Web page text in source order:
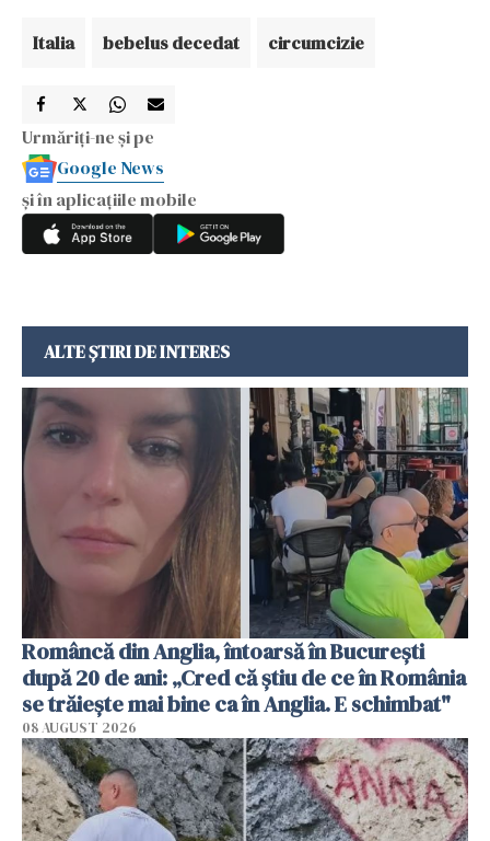
Italia bebelus decedat circumcizie
Urmăriți-ne și pe
Google News
și în aplicațiile mobile
ALTE ȘTIRI DE INTERES
Româncă din Anglia, întoarsă în București
după 20 de ani: „Cred că știu de ce în România
se trăiește mai bine ca în Anglia. E schimbat"
08 AUGUST 2026